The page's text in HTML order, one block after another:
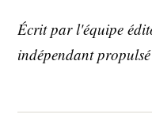
Écrit par l'équipe
indépendant